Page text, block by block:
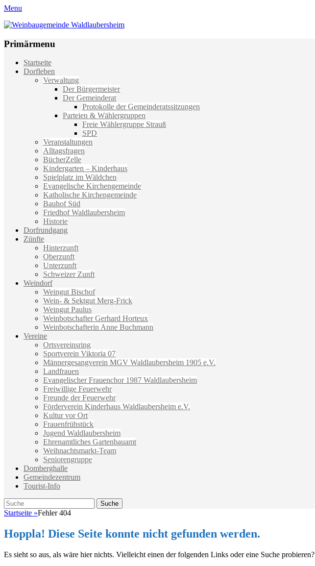
Menu
Weinbaugemeinde Waldlaubersheim
Primärmenu
Weiter
zum
Startseite
Dorfleben
Verwaltung
Der Bürgermeister
Der Gemeinderat
Protokolle der Gemeinderatssitzungen
Parteien & Wählergruppen
Freie Wählergruppe Strauß
SPD
Veranstaltungen
Alltagsfragen
BücherZelle
Kindergarten – Kinderhaus
Spielplatz im Wäldchen
Evangelische Kirchengemeinde
Katholische Kirchengemeinde
Bauhof Süd
Friedhof Waldlaubersheim
Historie
Dorfrundgang
Zünfte
Hinterzunft
Oberzunft
Unterzunft
Schweizer Zunft
Weindorf
Weingut Bischof
Wein- & Sektgut Merg-Frick
Weingut Paulus
Weinbotschafter Gerhard Horteux
Weinbotschafterin Anne Buchmann
Vereine
Ortsvereinsring
Sportverein Viktoria 07
Männergesangverein MGV Waldlaubersheim 1905 e.V.
Landfrauen
Evangelischer Frauenchor 1987 Waldlaubersheim
Freiwillige Feuerwehr
Freunde der Feuerwehr
Förderverein Kinderhaus Waldlaubersheim e.V.
Kultur vor Ort
Frauenfrühstück
Jugend Waldlaubersheim
Ehrenamtliches Gartenbauamt
Weihnachtsmarkt-Team
Seniorengruppe
Domberghalle
Gemeindezentrum
Tourist-Info
Suche
Suche
nach:
Startseite »Fehler 404
Hoppla! Diese Seite konnte nicht gefunden werden.
Es sieht so aus, als wäre hier nichts. Vielleicht einen der folgenden Links oder eine Suche probieren?